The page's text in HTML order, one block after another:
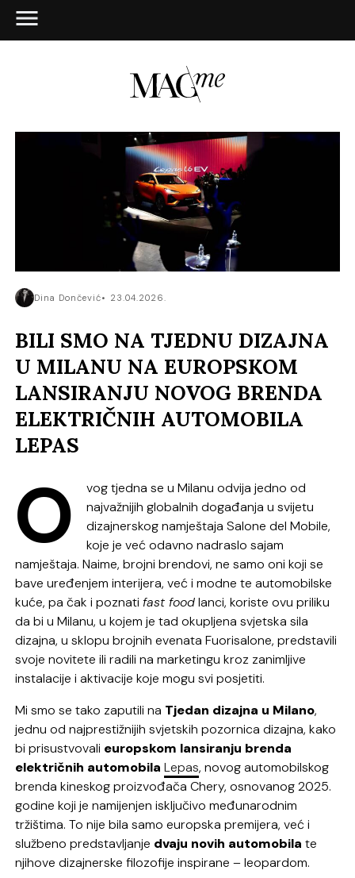
Dina Dončević 23.04.2026.
BILI SMO NA TJEDNU DIZAJNA
U MILANU NA EUROPSKOM
LANSIRANJU NOVOG BRENDA
ELEKTRIČNIH AUTOMOBILA
LEPAS
O
vog tjedna se u Milanu odvija jedno od
najvažnijih globalnih događanja u svijetu
dizajnerskog namještaja Salone del Mobile,
koje je već odavno nadraslo sajam
namještaja. Naime, brojni brendovi, ne samo oni koji se
bave uređenjem interijera, već i modne te automobilske
kuće, pa čak i poznati fast foodlanci, koriste ovu priliku
da bi u Milanu, u kojem je tad okupljena svjetska sila
dizajna, u sklopu brojnih evenata Fuorisalone, predstavili
svoje novitete ili radili na marketingu kroz zanimljive
instalacije i aktivacije koje mogu svi posjetiti.
Mi smo se tako zaputili na Tjedan dizajna u Milano,
jednu od najprestižnijih svjetskih pozornica dizajna, kako
bi prisustvovali europskom lansiranju brenda
električnih automobilaLepas, novog automobilskog
brenda kineskog proizvođača Chery, osnovanog 2025.
godine koji je namijenjen isključivo međunarodnim
tržištima. To nije bila samo europska premijera, već i
službeno predstavljanje dvaju novih automobila te
njihove dizajnerske filozofije inspirane – leopardom.